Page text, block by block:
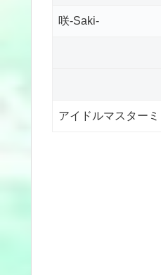
咲-Saki-
アイドルマスター